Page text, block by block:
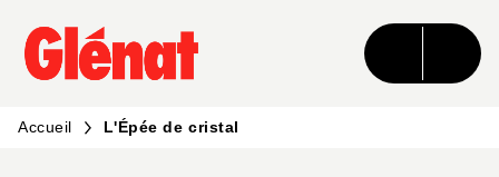
MENU RECHERCHE CONTENU
PIED DE PAGE
Accueil L'Épée de cristal